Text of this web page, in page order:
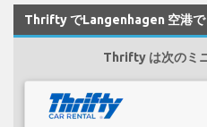
Thrifty でLangenhagen 空港で
Thrifty は次のミ